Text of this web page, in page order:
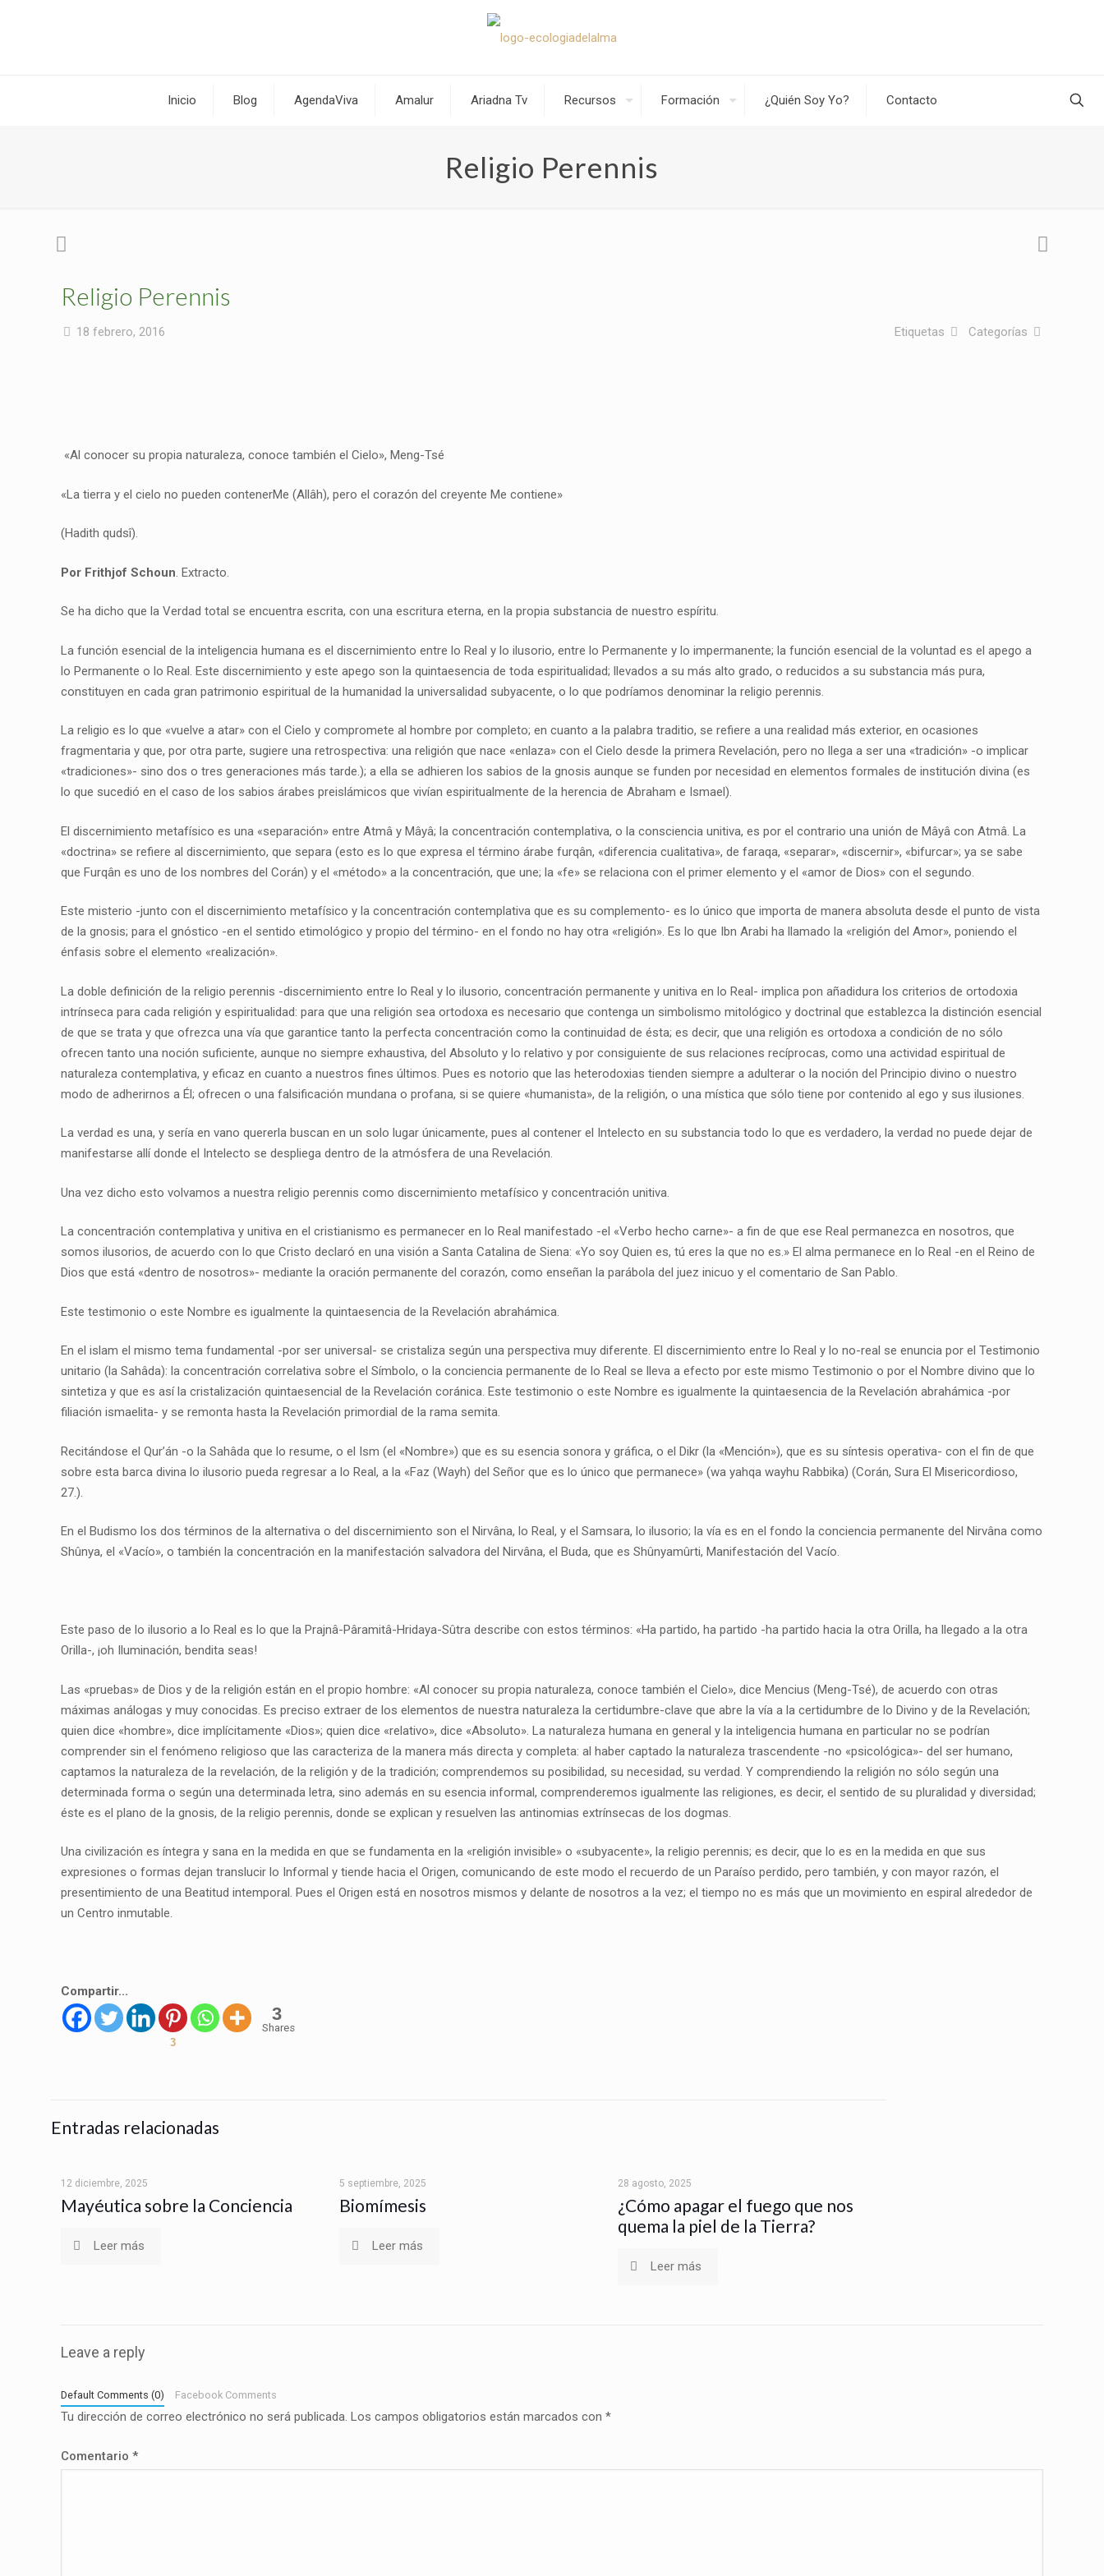
Inicio Blog AgendaViva Amalur Ariadna Tv Recursos Formación ¿Quién Soy Yo? Contacto
Religio Perennis
Religio Perennis
18 febrero, 2016 Categorías
Etiquetas
«Al conocer su propia naturaleza, conoce también el Cielo», Meng-Tsé
«La tierra y el cielo no pueden contenerMe (Allâh), pero el corazón del creyente Me contiene»
(Hadith qudsî).
Por Frithjof Schoun . Extracto.
Se ha dicho que la Verdad total se encuentra escrita, con una escritura eterna, en la propia substancia de nuestro espíritu.
La función esencial de la inteligencia humana es el discernimiento entre lo Real y lo ilusorio, entre lo Permanente y lo impermanente; la función esencial de la voluntad es el apego a
lo Permanente o lo Real. Este discernimiento y este apego son la quintaesencia de toda espiritualidad; llevados a su más alto grado, o reducidos a su substancia más pura,
constituyen en cada gran patrimonio espiritual de la humanidad la universalidad subyacente, o lo que podríamos denominar la religio perennis.
La religio es lo que «vuelve a atar» con el Cielo y compromete al hombre por completo; en cuanto a la palabra traditio, se refiere a una realidad más exterior, en ocasiones
fragmentaria y que, por otra parte, sugiere una retrospectiva: una religión que nace «enlaza» con el Cielo desde la primera Revelación, pero no llega a ser una «tradición» -o implicar
«tradiciones»- sino dos o tres generaciones más tarde.); a ella se adhieren los sabios de la gnosis aunque se funden por necesidad en elementos formales de institución divina (es
lo que sucedió en el caso de los sabios árabes preislámicos que vivían espiritualmente de la herencia de Abraham e Ismael).
El discernimiento metafísico es una «separación» entre Atmâ y Mâyâ; la concentración contemplativa, o la consciencia unitiva, es por el contrario una unión de Mâyâ con Atmâ. La
«doctrina» se refiere al discernimiento, que separa (esto es lo que expresa el término árabe furqân, «diferencia cualitativa», de faraqa, «separar», «discernir», «bifurcar»; ya se sabe
que Furqân es uno de los nombres del Corán) y el «método» a la concentración, que une; la «fe» se relaciona con el primer elemento y el «amor de Dios» con el segundo.
Este misterio -junto con el discernimiento metafísico y la concentración contemplativa que es su complemento- es lo único que importa de manera absoluta desde el punto de vista
de la gnosis; para el gnóstico -en el sentido etimológico y propio del término- en el fondo no hay otra «religión». Es lo que Ibn Arabi ha llamado la «religión del Amor», poniendo el
énfasis sobre el elemento «realización».
La doble definición de la religio perennis -discernimiento entre lo Real y lo ilusorio, concentración permanente y unitiva en lo Real- implica pon añadidura los criterios de ortodoxia
intrínseca para cada religión y espiritualidad: para que una religión sea ortodoxa es necesario que contenga un simbolismo mitológico y doctrinal que establezca la distinción esencial
de que se trata y que ofrezca una vía que garantice tanto la perfecta concentración como la continuidad de ésta; es decir, que una religión es ortodoxa a condición de no sólo
ofrecen tanto una noción suficiente, aunque no siempre exhaustiva, del Absoluto y lo relativo y por consiguiente de sus relaciones recíprocas, como una actividad espiritual de
naturaleza contemplativa, y eficaz en cuanto a nuestros fines últimos. Pues es notorio que las heterodoxias tienden siempre a adulterar o la noción del Principio divino o nuestro
modo de adherirnos a Él; ofrecen o una falsificación mundana o profana, si se quiere «humanista», de la religión, o una mística que sólo tiene por contenido al ego y sus ilusiones.
La verdad es una, y sería en vano quererla buscan en un solo lugar únicamente, pues al contener el Intelecto en su substancia todo lo que es verdadero, la verdad no puede dejar de
manifestarse allí donde el Intelecto se despliega dentro de la atmósfera de una Revelación.
Una vez dicho esto volvamos a nuestra religio perennis como discernimiento metafísico y concentración unitiva.
La concentración contemplativa y unitiva en el cristianismo es permanecer en lo Real manifestado -el «Verbo hecho carne»- a fin de que ese Real permanezca en nosotros, que
somos ilusorios, de acuerdo con lo que Cristo declaró en una visión a Santa Catalina de Siena: «Yo soy Quien es, tú eres la que no es.» El alma permanece en lo Real -en el Reino de
Dios que está «dentro de nosotros»- mediante la oración permanente del corazón, como enseñan la parábola del juez inicuo y el comentario de San Pablo.
Este testimonio o este Nombre es igualmente la quintaesencia de la Revelación abrahámica.
En el islam el mismo tema fundamental -por ser universal- se cristaliza según una perspectiva muy diferente. El discernimiento entre lo Real y lo no-real se enuncia por el Testimonio
unitario (la Sahâda): la concentración correlativa sobre el Símbolo, o la conciencia permanente de lo Real se lleva a efecto por este mismo Testimonio o por el Nombre divino que lo
sintetiza y que es así la cristalización quintaesencial de la Revelación coránica. Este testimonio o este Nombre es igualmente la quintaesencia de la Revelación abrahámica -por
filiación ismaelita- y se remonta hasta la Revelación primordial de la rama semita.
Recitándose el Qur’án -o la Sahâda que lo resume, o el Ism (el «Nombre») que es su esencia sonora y gráfica, o el Dikr (la «Mención»), que es su síntesis operativa- con el fin de que
sobre esta barca divina lo ilusorio pueda regresar a lo Real, a la «Faz (Wayh) del Señor que es lo único que permanece» (wa yahqa wayhu Rabbika) (Corán, Sura El Misericordioso,
27.).
En el Budismo los dos términos de la alternativa o del discernimiento son el Nirvâna, lo Real, y el Samsara, lo ilusorio; la vía es en el fondo la conciencia permanente del Nirvâna como
Shûnya, el «Vacío», o también la concentración en la manifestación salvadora del Nirvâna, el Buda, que es Shûnyamûrti, Manifestación del Vacío.
Este paso de lo ilusorio a lo Real es lo que la Prajnâ-Pâramitâ-Hridaya-Sûtra describe con estos términos: «Ha partido, ha partido -ha partido hacia la otra Orilla, ha llegado a la otra
Orilla-, ¡oh Iluminación, bendita seas!
Las «pruebas» de Dios y de la religión están en el propio hombre: «Al conocer su propia naturaleza, conoce también el Cielo», dice Mencius (Meng-Tsé), de acuerdo con otras
máximas análogas y muy conocidas. Es preciso extraer de los elementos de nuestra naturaleza la certidumbre-clave que abre la vía a la certidumbre de lo Divino y de la Revelación;
quien dice «hombre», dice implícitamente «Dios»; quien dice «relativo», dice «Absoluto». La naturaleza humana en general y la inteligencia humana en particular no se podrían
comprender sin el fenómeno religioso que las caracteriza de la manera más directa y completa: al haber captado la naturaleza trascendente -no «psicológica»- del ser humano,
captamos la naturaleza de la revelación, de la religión y de la tradición; comprendemos su posibilidad, su necesidad, su verdad. Y comprendiendo la religión no sólo según una
determinada forma o según una determinada letra, sino además en su esencia informal, comprenderemos igualmente las religiones, es decir, el sentido de su pluralidad y diversidad;
éste es el plano de la gnosis, de la religio perennis, donde se explican y resuelven las antinomias extrínsecas de los dogmas.
Una civilización es íntegra y sana en la medida en que se fundamenta en la «religión invisible» o «subyacente», la religio perennis; es decir, que lo es en la medida en que sus
expresiones o formas dejan translucir lo Informal y tiende hacia el Origen, comunicando de este modo el recuerdo de un Paraíso perdido, pero también, y con mayor razón, el
presentimiento de una Beatitud intemporal. Pues el Origen está en nosotros mismos y delante de nosotros a la vez; el tiempo no es más que un movimiento en espiral alrededor de
un Centro inmutable.
Compartir...
3
3
Shares
Entradas relacionadas
12 diciembre, 2025
Mayéutica sobre la Conciencia
Leer más
5 septiembre, 2025
Biomímesis
Leer más
28 agosto, 2025
¿Cómo apagar el fuego que nos
quema la piel de la Tierra?
Leer más
Leave a reply
Default Comments (0) Facebook Comments
Tu dirección de correo electrónico no será publicada. Los campos obligatorios están marcados con *
Comentario *